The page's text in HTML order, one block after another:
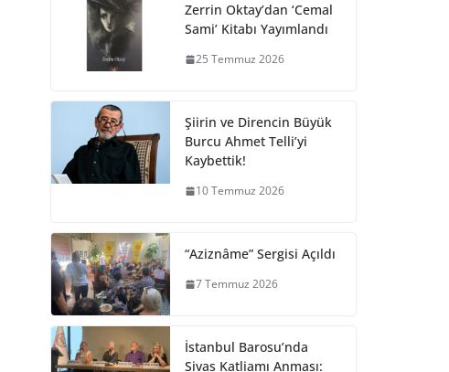
Zerrin Oktay’dan ‘Cemal
Sami’ Kitabı Yayımlandı
25 Temmuz 2026
Şiirin ve Direncin Büyük
Burcu Ahmet Telli’yi
Kaybettik!
10 Temmuz 2026
“Aziznâme” Sergisi Açıldı
7 Temmuz 2026
İstanbul Barosu’nda
Sivas Katliamı Anması: